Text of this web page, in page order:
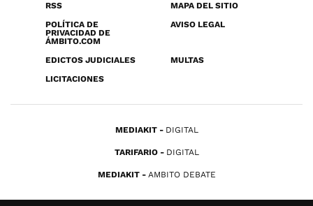
RSS
MAPA DEL SITIO
POLÍTICA DE
PRIVACIDAD DE
ÁMBITO.COM
AVISO LEGAL
EDICTOS JUDICIALES
MULTAS
LICITACIONES
MEDIAKIT DIGITAL
TARIFARIO DIGITAL
MEDIAKIT AMBITO DEBATE